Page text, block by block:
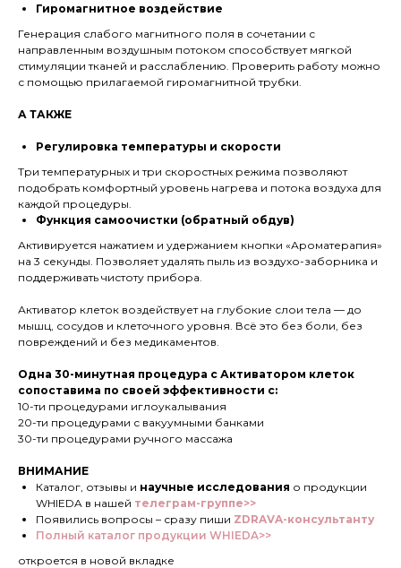
Гиромагнитное воздействие
Генерация слабого магнитного поля в сочетании с
направленным воздушным потоком способствует мягкой
стимуляции тканей и расслаблению. Проверить работу можно
с помощью прилагаемой гиромагнитной трубки.
А ТАКЖЕ
Регулировка температуры и скорости
Три температурных и три скоростных режима позволяют
подобрать комфортный уровень нагрева и потока воздуха для
каждой процедуры.
Функция самоочистки (обратный обдув)
Активируется нажатием и удержанием кнопки «Ароматерапия»
на 3 секунды. Позволяет удалять пыль из воздухо-заборника и
поддерживать чистоту прибора.
Активатор клеток воздействует на глубокие слои тела — до
мышц, сосудов и клеточного уровня. Всё это без боли, без
повреждений и без медикаментов.
Одна 30-минутная процедура с Активатором клеток
сопоставима по своей эффективности с:
10-ти процедурами иглоукалывания
20-ти процедурами с вакуумными банками
30-ти процедурами ручного массажа
ВНИМАНИЕ
Каталог, отзывы и научные исследования о продукции
WHIEDA в нашей телеграм-группе>>
Появились вопросы – сразу пиши ZDRAVA-консультанту
Полный каталог продукции WHIEDA>>
откроется в новой вкладке